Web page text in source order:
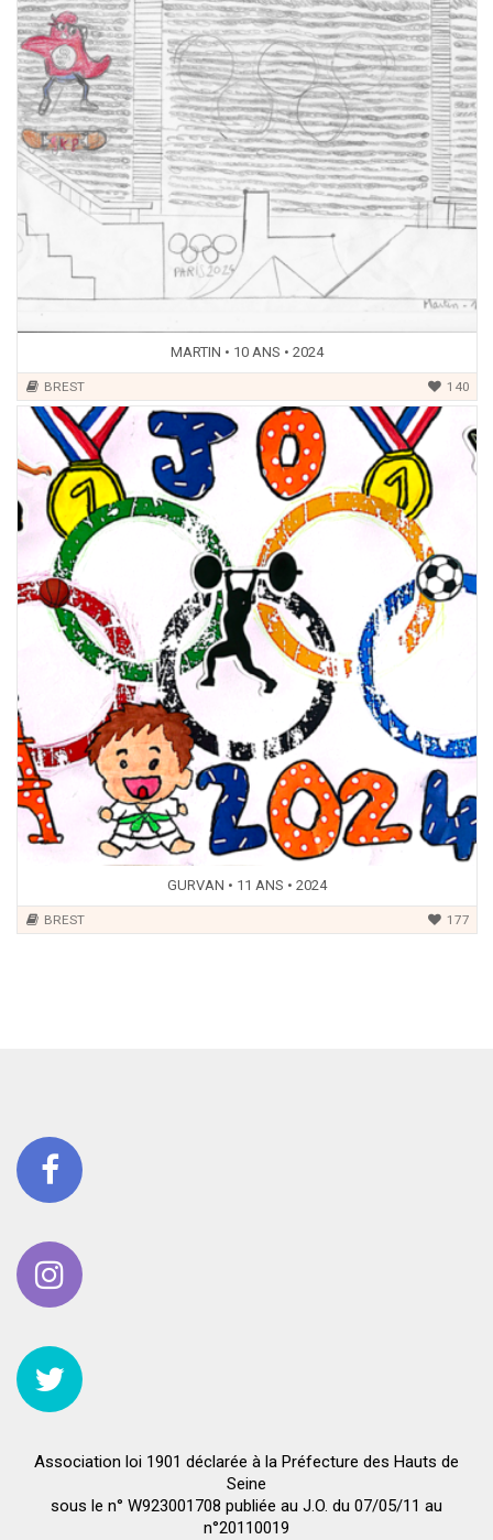
MARTIN • 10 ANS • 2024
BREST 140
GURVAN • 11 ANS • 2024
BREST 177
Association loi 1901 déclarée à la Préfecture des Hauts de
Seine
sous le n° W923001708 publiée au J.O. du 07/05/11 au
n°20110019